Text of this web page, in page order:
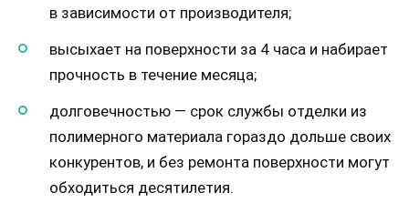
в зависимости от производителя;
высыхает на поверхности за 4 часа и набирает
прочность в течение месяца;
долговечностью — срок службы отделки из
полимерного материала гораздо дольше своих
конкурентов, и без ремонта поверхности могут
обходиться десятилетия.